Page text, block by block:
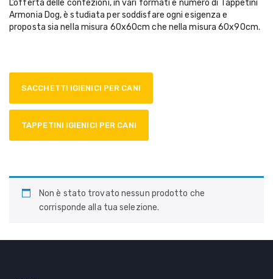
L’offerta delle confezioni, in vari formati e numero di Tappetini
Armonia Dog, è studiata per soddisfare ogni esigenza e
proposta sia nella misura 60x60cm che nella misura 60x90cm.
SACCHETTI IGIENICI PER CANI
TAPPETINI IGIENICI PER CANI
Non è stato trovato nessun prodotto che
corrisponde alla tua selezione.